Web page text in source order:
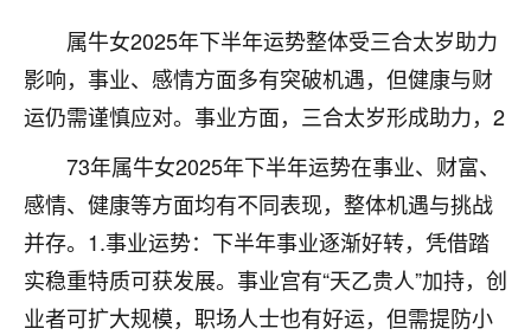
属牛女2025年下半年运势整体受三合太岁助力
影响，事业、感情方面多有突破机遇，但健康与财
运仍需谨慎应对。事业方面，三合太岁形成助力，2
73年属牛女2025年下半年运势在事业、财富、
感情、健康等方面均有不同表现，整体机遇与挑战
并存。1.事业运势：下半年事业逐渐好转，凭借踏
实稳重特质可获发展。事业宫有“天乙贵人”加持，创
业者可扩大规模，职场人士也有好运，但需提防小
是我从找店开始都是找慧来老师跟进的，选
址、风水、还有开业日子，哪哪都看了，虽然
大环境不好，但是我家生意还可以，前几天又
刚找老师做了补财库，希望财运更好一点！
2小时前 来自海南 18
梦醒时分
我女儿高二叛逆，大半年不上学，一说她就要死要活
的，把我们两口子愁的不行，朋友给我推荐的慧来老
师，一开始我是病急乱投医，这半年来，法事一个个